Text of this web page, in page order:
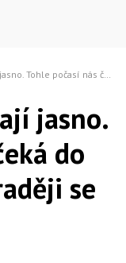
do poloviny května, raději se na to připravte
jasno.
do
se